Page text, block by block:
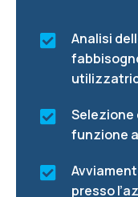
Analisi
Selezione
funzione
presso